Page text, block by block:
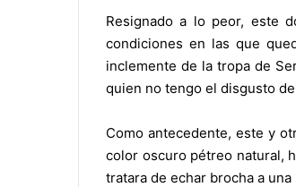
Resignado a lo peor, este
condiciones en las que
inclemente de la tropa de
quien no tengo el disgusto
Como antecedente, este y
color oscuro pétreo natural,
tratara de echar brocha a